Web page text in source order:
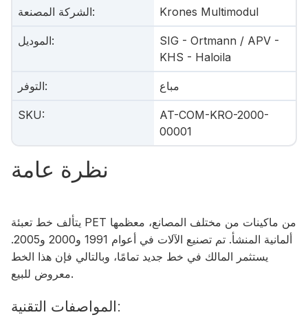
الشركة المصنعة: Krones Multimodul
الموديل:
SIG - Ortmann / APV -
KHS - Haloila
التوفر: مباع
SKU:
AT-COM-KRO-2000-
00001
نظرة عامة
يتألف خط تعبئة PET من ماكينات من مختلف المصانع، معظمها
ألمانية المنشأ. تم تصنيع الآلات في أعوام 1991 و2000 و2005.
يستثمر المالك في خط جديد تمامًا، وبالتالي فإن هذا الخط
معروض للبيع.
المواصفات التقنية: